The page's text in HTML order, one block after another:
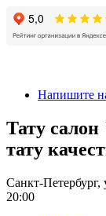
Напишите
Тату
тату
Санкт-Петербург,
20:00